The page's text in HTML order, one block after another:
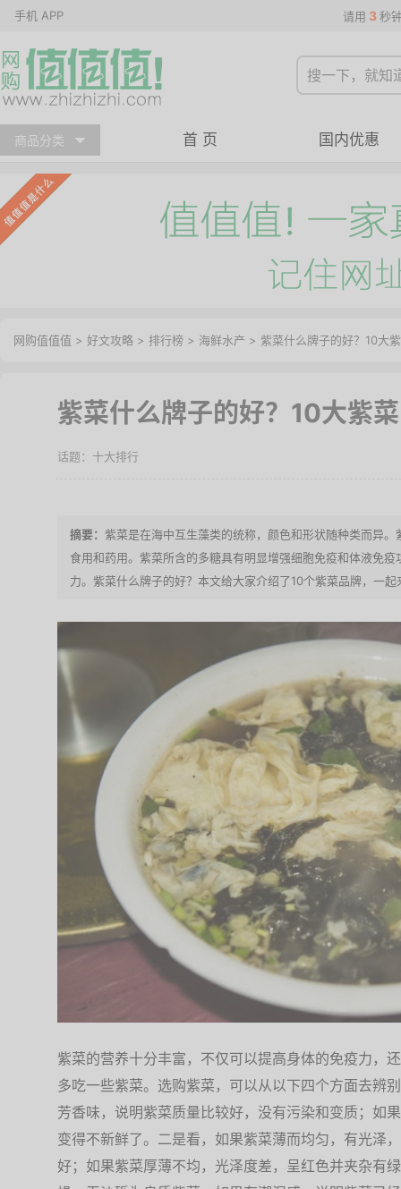
手机 APP 请用 3 秒
商品分类 首 页 国内优惠
网购值值值 > 好文攻略 > 排行榜 > 海鲜水产 > 紫菜什么牌子的好？10大
紫菜什么牌子的好？10大紫
十大排行
紫菜是在海中互生藻类的统称，颜色和形状随种类而异
食用和药用。紫菜所含的多糖具有明显增强细胞免疫和体液免
力。紫菜什么牌子的好？本文给大家介绍了10个紫菜品牌，一起
紫菜的营养十分丰富，不仅可以提高身体的免疫力，
多吃一些紫菜。选购紫菜，可以从以下四个方面去辨
芳香味，说明紫菜质量比较好，没有污染和变质；如
变得不新鲜了。二是看，如果紫菜薄而均匀，有光泽
好；如果紫菜厚薄不均，光泽度差，呈红色并夹杂有